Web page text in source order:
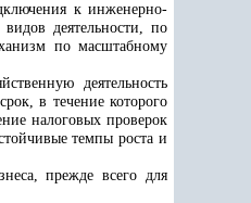
к инженерно-
деятельности, по
по масштабному
деятельность
в течение которого
налоговых проверок
темпы роста и
прежде всего для